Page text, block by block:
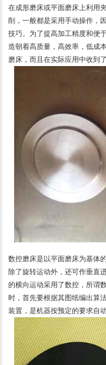
在成形磨床或平面磨床上利用
削，一般都是采用手动操作，
技巧。为了提高加工精度和便
造朝着高质量，高效率，低成
磨床，而且在实际应用中收到
数控磨床是以平面磨床为基体
除了旋转运动外，还可作垂直
的横向运动采用了数控，所谓
时，首先要根据其图纸编出算
装置，是机器按预定的要求自